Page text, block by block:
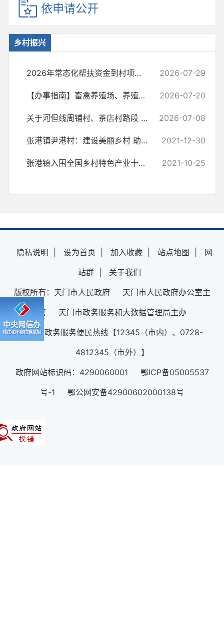
依申请公开
乡村振兴
2026年常态化帮扶资金到村项目计划表 2026-07-29
【办事指南】畜禽养殖场、养殖小区备案 2026-07-20
关于河但线周铺村、茶店村路段 封闭维修的通告 2026-07-08
张港镇尹港村：建设美丽乡村 助力乡村振兴 2021-12-30
张港镇入围全国乡村特色产业十亿元镇名单 2021-10-25
隐私说明 设为首页 加入收藏 站点地图
网
站群
关于我们
版权所有：天门市人民政府 天门市人民政府办公室主
管 天门市政务服务和大数据管理局主办
12345政务服务便民热线【12345（市内）、0728-
4812345（市外）】
政府网站标识码：4290060001 鄂ICP备05005537
号-1 鄂公网安备42900602000138号